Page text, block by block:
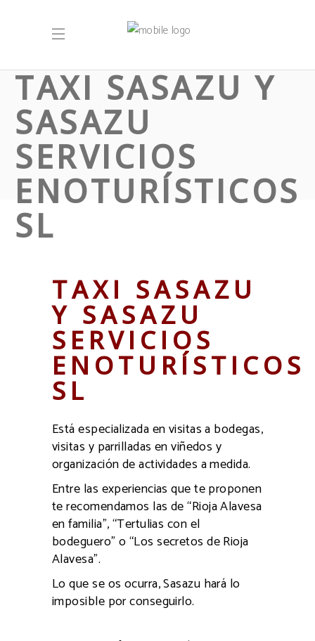
TAXI SASAZU Y
SASAZU
SERVICIOS
ENOTURÍSTICOS
SL
TAXI SASAZU
Y SASAZU
SERVICIOS
ENOTURÍSTICOS
SL
Está especializada en visitas a bodegas,
visitas y parrilladas en viñedos y
organización de actividades a medida.
Entre las experiencias que te proponen
te recomendamos las de “Rioja Alavesa
en familia”, “Tertulias con el
bodeguero” o “Los secretos de Rioja
Alavesa”.
Lo que se os ocurra, Sasazu hará lo
imposible por conseguirlo.